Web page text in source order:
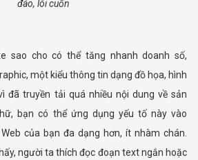
đáo, lôi cuốn
sao cho có thể tăng nhanh doanh số,
một kiểu thông tin dạng đồ họa, hình
đã truyền tải quá nhiều nội dung về sản
bạn có thể ứng dụng yếu tố này vào
của bạn đa dạng hơn, ít nhàm chán.
người ta thích đọc đoạn text ngắn hoặc